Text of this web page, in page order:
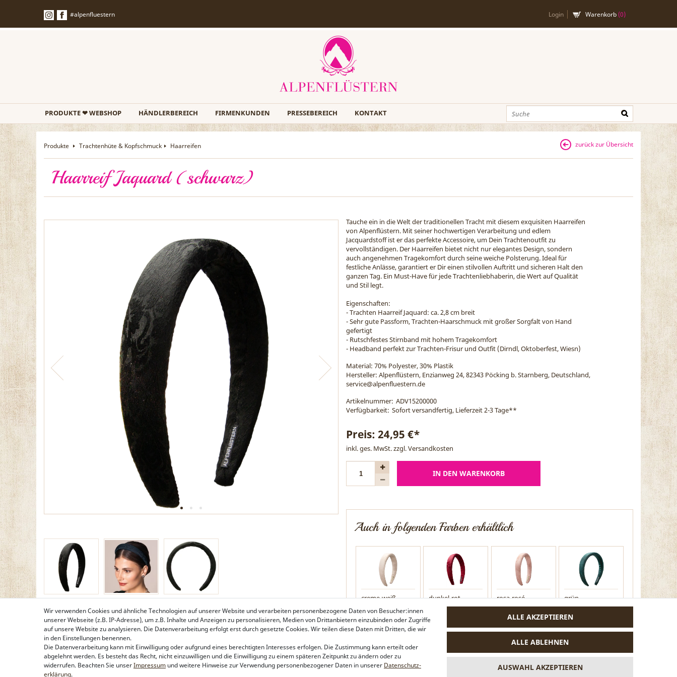
#alpenfluestern Login Warenkorb(0)
PRODUKTE ❤ WEBSHOP HÄNDLERBEREICH FIRMENKUNDEN PRESSEBEREICH KONTAKT
Produkte Trachtenhüte & Kopfschmuck Haarreifen
Haarreif Jaquard (schwarz)
Tauche ein in die Welt der traditionellen Tracht mit diesem exquisiten Haarreifen
von Alpenflüstern. Mit seiner hochwertigen Verarbeitung und edlem
Jacquardstoff ist er das perfekte Accessoire, um Dein Trachtenoutfit zu
vervollständigen. Der Haarreifen bietet nicht nur elegantes Design, sondern
auch angenehmen Tragekomfort durch seine weiche Polsterung. Ideal für
festliche Anlässe, garantiert er Dir einen stilvollen Auftritt und sicheren Halt den
ganzen Tag. Ein Must-Have für jede Trachtenliebhaberin, die Wert auf Qualität
und Stil legt.
Eigenschaften:
- Trachten Haarreif Jaquard: ca. 2,8 cm breit
- Sehr gute Passform, Trachten-Haarschmuck mit großer Sorgfalt von Hand
gefertigt
- Rutschfestes Stirnband mit hohem Tragekomfort
- Headband perfekt zur Trachten-Frisur und Outfit (Dirndl, Oktoberfest, Wiesn)
Material: 70% Polyester, 30% Plastik
Hersteller: Alpenflüstern, Enzianweg 24, 82343 Pöcking b. Starnberg, Deutschland,
service@alpenfluestern.de
Artikelnummer: ADV15200000
Verfügbarkeit: Sofort versandfertig, Lieferzeit 2-3 Tage**
Preis: 24,95 €*
inkl. ges. MwSt. zzgl.Versandkosten
IN DEN WARENKORB
Auch in folgenden Farben erhältlich
creme-weiß dunkel-rot rosa-rosé grün
blau
zurück zur Übersicht
Wir verwenden Cookies und ähnliche Technologien auf unserer Website und verarbeiten personenbezogene Daten von Besucher:innen
unserer Webseite (z.B. IP-Adresse), um z.B. Inhalte und Anzeigen zu personalisieren, Medien von Drittanbietern einzubinden oder Zugriffe
auf unsere Website zu analysieren. Die Datenverarbeitung erfolgt erst durch gesetzte Cookies. Wir teilen diese Daten mit Dritten, die wir
in den Einstellungen benennen.
Die Datenverarbeitung kann mit Einwilligung oder aufgrund eines berechtigten Interesses erfolgen. Die Zustimmung kann erteilt oder
abgelehnt werden. Es besteht das Recht, nicht einzuwilligen und die Einwilligung zu einem späteren Zeitpunkt zu ändern oder zu
widerrufen. Beachten Sie unserImpressum und weitere Hinweise zur Verwendung personenbezogener Daten in unserer Daten­schutz­
erklärung.
ALLE AKZEPTIEREN
ALLE ABLEHNEN
AUSWAHL AKZEPTIEREN